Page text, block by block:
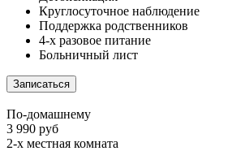
Круглосуточное наблюдение
Поддержка родственников
4-х разовое питание
Больничный лист
Записаться
По-домашнему
3 990 руб
2-х местная комната